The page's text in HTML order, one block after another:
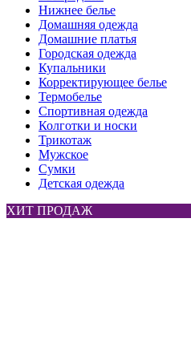
Нижнее белье
Домашняя одежда
Домашние платья
Городская одежда
Купальники
Корректирующее белье
Термобелье
Спортивная одежда
Колготки и носки
Трикотаж
Мужское
Сумки
Детская одежда
ХИТ ПРОДАЖ